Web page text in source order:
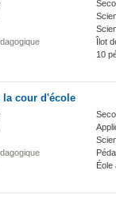
Îlot
10
la cour d'école
Éole